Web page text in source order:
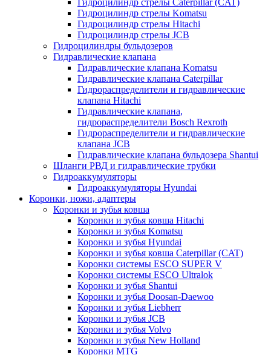
Гидроцилиндр стрелы Komatsu
Гидроцилиндр стрелы Hitachi
Гидроцилиндр стрелы JCB
Гидроцилиндры бульдозеров
Гидравлические клапана
Гидравлические клапана Komatsu
Гидравлические клапана Caterpillar
Гидрораспределители и гидравлические
клапана Hitachi
Гидравлические клапана,
гидрораспределители Bosch Rexroth
Гидрораспределители и гидравлические
клапана JCB
Гидравлические клапана бульдозера Shantui
Шланги РВД и гидравлические трубки
Гидроаккумуляторы
Гидроаккумуляторы Hyundai
Коронки, ножи, адаптеры
Коронки и зубья ковша
Коронки и зубья ковша Hitachi
Коронки и зубья Komatsu
Коронки и зубья Hyundai
Коронки и зубья ковша Caterpillar (CAT)
Коронки системы ESCO SUPER V
Коронки системы ESCO Ultralok
Коронки и зубья Shantui
Коронки и зубья Doosan-Daewoo
Коронки и зубья Liebherr
Коронки и зубья JCB
Коронки и зубья Volvo
Коронки и зубья New Holland
Коронки MTG